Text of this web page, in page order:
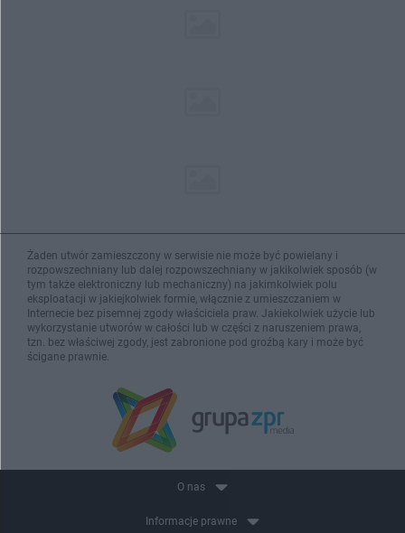
Żaden utwór zamieszczony w serwisie nie może być powielany i
rozpowszechniany lub dalej rozpowszechniany w jakikolwiek sposób (w
tym także elektroniczny lub mechaniczny) na jakimkolwiek polu
eksploatacji w jakiejkolwiek formie, włącznie z umieszczaniem w
Internecie bez pisemnej zgody właściciela praw. Jakiekolwiek użycie lub
wykorzystanie utworów w całości lub w części z naruszeniem prawa,
tzn. bez właściwej zgody, jest zabronione pod groźbą kary i może być
ścigane prawnie.
O nas
Informacje prawne